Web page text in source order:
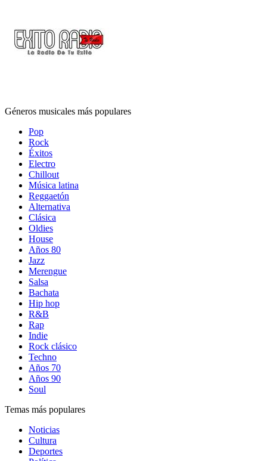
Géneros musicales más populares
Pop
Rock
Éxitos
Electro
Chillout
Música latina
Reggaetón
Alternativa
Clásica
Oldies
House
Años 80
Jazz
Merengue
Salsa
Bachata
Hip hop
R&B
Rap
Indie
Rock clásico
Techno
Años 70
Años 90
Soul
Temas más populares
Noticias
Cultura
Deportes